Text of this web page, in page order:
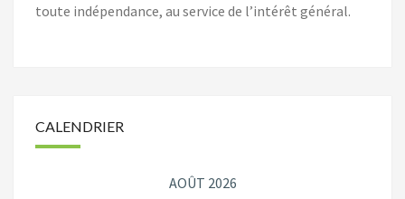
toute indépendance, au service de l’intérêt général.
CALENDRIER
AOÛT 2026